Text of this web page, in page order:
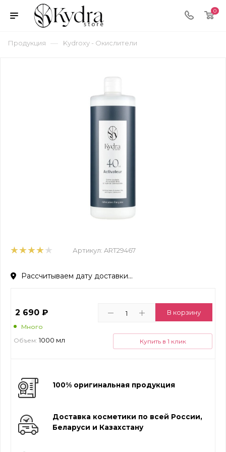
0
Продукция — Kydroxy - Окислители
Артикул: ART29467
Рассчитываем дату доставки...
2 690 ₽
Много
Объем: 1000 мл
В корзину
Купить в 1 клик
100% оригинальная продукция
Доставка косметики по всей России,
Беларуси и Казахстану